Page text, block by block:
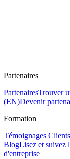
Partenaires
PartenairesTrouver
(EN)Devenir
Formation
Témoignages Clients
BlogLisez et suivez
d'entreprise